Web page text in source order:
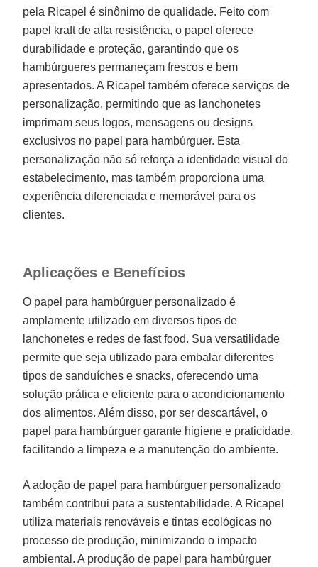
pela Ricapel é sinônimo de qualidade. Feito com
papel kraft de alta resistência, o papel oferece
durabilidade e proteção, garantindo que os
hambúrgueres permaneçam frescos e bem
apresentados. A Ricapel também oferece serviços de
personalização, permitindo que as lanchonetes
imprimam seus logos, mensagens ou designs
exclusivos no papel para hambúrguer. Esta
personalização não só reforça a identidade visual do
estabelecimento, mas também proporciona uma
experiência diferenciada e memorável para os
clientes.
Aplicações e Benefícios
O papel para hambúrguer personalizado é
amplamente utilizado em diversos tipos de
lanchonetes e redes de fast food. Sua versatilidade
permite que seja utilizado para embalar diferentes
tipos de sanduíches e snacks, oferecendo uma
solução prática e eficiente para o acondicionamento
dos alimentos. Além disso, por ser descartável, o
papel para hambúrguer garante higiene e praticidade,
facilitando a limpeza e a manutenção do ambiente.
A adoção de papel para hambúrguer personalizado
também contribui para a sustentabilidade. A Ricapel
utiliza materiais renováveis e tintas ecológicas no
processo de produção, minimizando o impacto
ambiental. A produção de papel para hambúrguer